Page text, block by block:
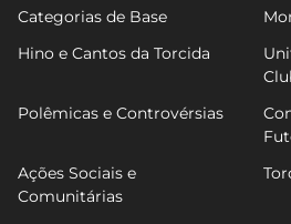
Categorias de Base
Hino e Cantos da Torcida
Polêmicas e Controvérsias
Ações Sociais e
Comunitárias